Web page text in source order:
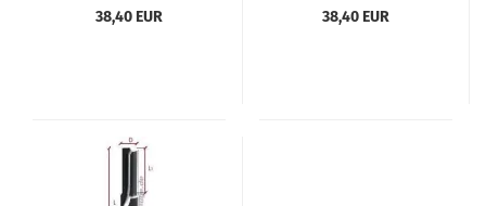
38,40 EUR 38,40 EUR